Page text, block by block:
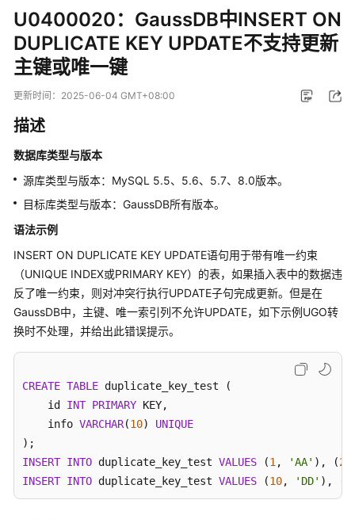
动
产
品
绍
速
入
用
户
指
南
库
象
迁
移
U0400020：GaussDB中INSERT ON
DUPLICATE KEY UPDATE不支持更新
主键或唯一键
更新时间： 2025-06-04 GMT+08:00
描述
数据库类型与版本
源库类型与版本：MySQL 5.5、5.6、5.7、8.0版本。
目标库类型与版本：GaussDB所有版本。
语法示例
INSERT ON DUPLICATE KEY UPDATE语句用于带有唯一约束
（UNIQUE INDEX或PRIMARY KEY）的表，如果插入表中的数据违
反了唯一约束，则对冲突行执行UPDATE子句完成更新。但是在
GaussDB中，主键、唯一索引列不允许UPDATE，如下示例UGO转
换时不处理，并给出此错误提示。
CREATE TABLE duplicate_key_test (
    id
INT PRIMARY KEY,
    info
VARCHAR(10) UNIQUE
INSERT INTO duplicate_key_test VALUES (1 , 'AA' ), (2
INSERT INTO duplicate_key_test VALUES (10, 'DD' ), (